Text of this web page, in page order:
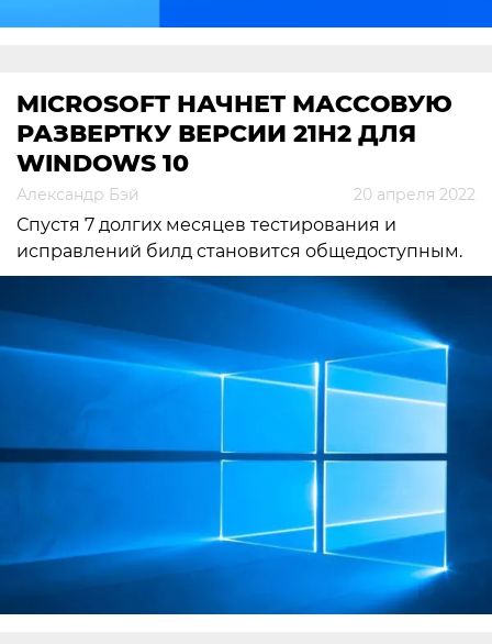
MICROSOFT НАЧНЕТ МАССОВУЮ
РАЗВЕРТКУ ВЕРСИИ 21H2 ДЛЯ
WINDOWS 10
Александр Бэй 20 апреля 2022
Спустя 7 долгих месяцев тестирования и
исправлений билд становится общедоступным.